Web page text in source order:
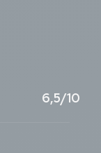
6,5/10